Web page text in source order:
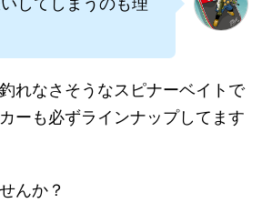
れなさそうなスピナーベイトで
ーも必ずラインナップしてます
んか？